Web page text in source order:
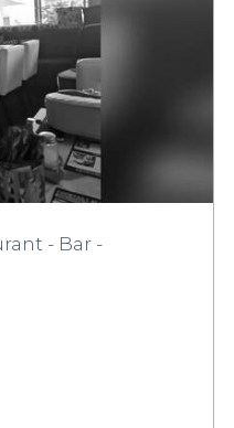
- Bar -